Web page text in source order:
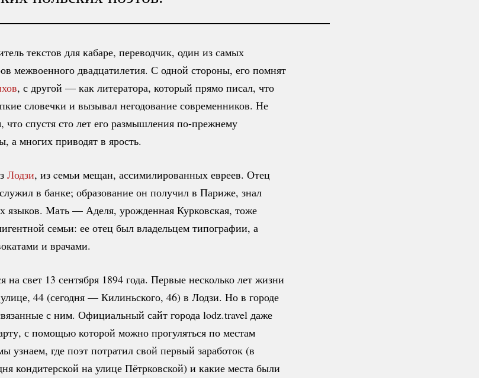
текстов для кабаре, переводчик, один из самых
межвоенного двадцатилетия. С одной стороны, его помнят
, с другой — как литератора, который прямо писал, что
словечки и вызывал негодование современников. Не
что спустя сто лет его размышления по-прежнему
а многих приводят в ярость.
Лодзи, из cемьи мещан, ассимилированных евреев. Отец
в банке; образование он получил в Париже, знал
языков. Мать — Аделя, урожденная Курковская, тоже
семьи: ее отец был владельцем типографии, а
и врачами.
на свет 13 сентября 1894 года. Первые несколько лет жизни
44 (сегодня — Килиньского, 46) в Лодзи. Но в городе
с ним. Официальный сайт города lodz.travel даже
с помощью которой можно прогуляться по местам
узнаем, где поэт потратил свой первый заработок (в
кондитерской на улице Пётрковской) и какие места были